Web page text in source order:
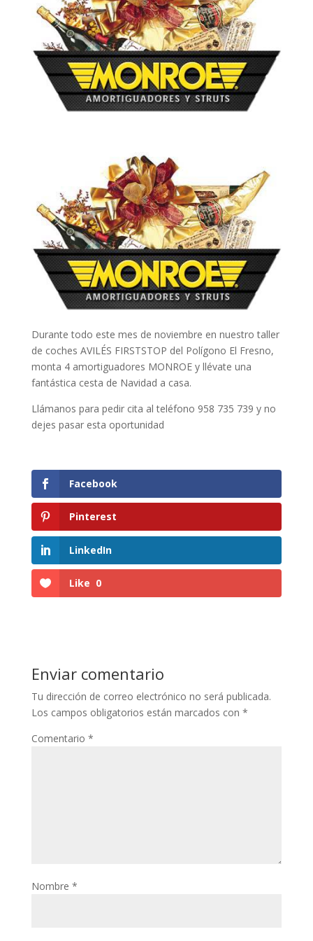
Durante todo este mes de noviembre en nuestro taller
de coches AVILÉS FIRSTSTOP del Polígono El Fresno,
monta 4 amortiguadores MONROE y llévate una
fantástica cesta de Navidad a casa.
Llámanos para pedir cita al teléfono 958 735 739 y no
dejes pasar esta oportunidad
Facebook
Pinterest
LinkedIn
Like 0
Enviar comentario
Tu dirección de correo electrónico no será publicada.
Los campos obligatorios están marcados con *
Comentario *
Nombre *